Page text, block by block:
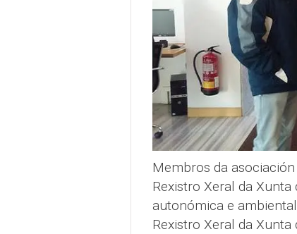
Membros da
Rexistro Xeral da
autonómica e
Rexistro Xeral da Xunta